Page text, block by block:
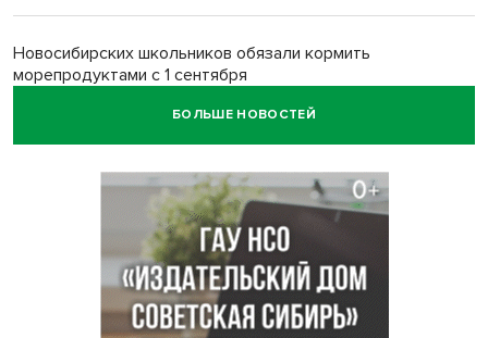
Новосибирских школьников обязали кормить
морепродуктами с 1 сентября
БОЛЬШЕ НОВОСТЕЙ